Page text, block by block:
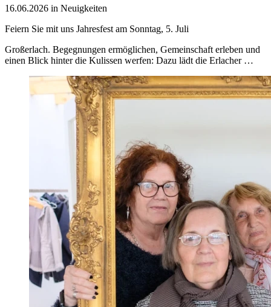
16.06.2026 in Neuigkeiten
Feiern Sie mit uns Jahresfest am Sonntag, 5. Juli
Großerlach. Begegnungen ermöglichen, Gemeinschaft erleben und
einen Blick hinter die Kulissen werfen: Dazu lädt die Erlacher …